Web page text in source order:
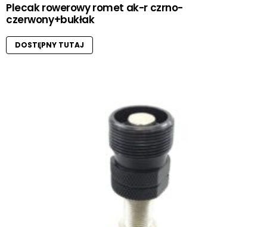
Plecak rowerowy romet ak-r czrno-
czerwony+bukłak
DOSTĘPNY TUTAJ